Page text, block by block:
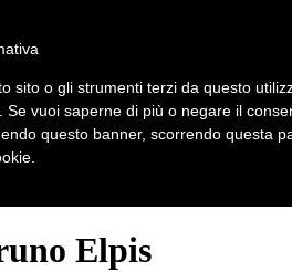
Elpis
sito o gli strumenti terzi da questo
Se vuoi saperne di più o negare il
questo banner, scorrendo questa